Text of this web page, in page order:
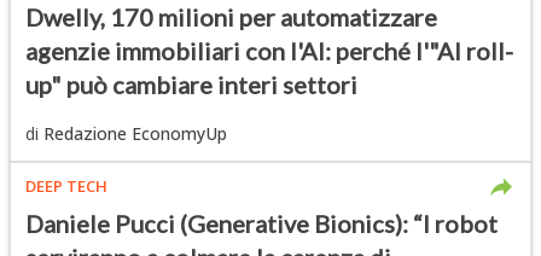
Dwelly, 170 milioni per automatizzare
agenzie immobiliari con l'AI: perché l'"AI roll-
up" può cambiare interi settori
di Redazione EconomyUp
DEEP TECH
Daniele Pucci (Generative Bionics): “I robot